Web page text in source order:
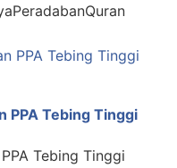
PPA Tebing Tinggi
Tebing Tinggi